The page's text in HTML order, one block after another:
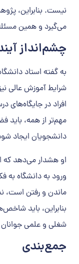
نیست. بنابراین،
می‌گیرد و همین
چشم‌انداز
به گفته استاد
شرایط آموزش عالی
افراد در جایگاه‌های
مهم‌تر از همه، باید
دانشجویان ایجاد
او هشدار می‌دهد که
ورود به دانشگاه به
ماندن و رفتن است،
بنابراین، باید
شغلی و علمی
جمع‌بندی